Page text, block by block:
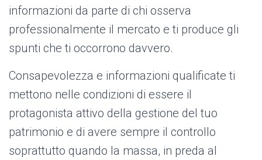
informazioni da parte di chi osserva
professionalmente il mercato e ti produce gli
spunti che ti occorrono davvero.
Consapevolezza e informazioni qualificate ti
mettono nelle condizioni di essere il
protagonista attivo della gestione del tuo
patrimonio e di avere sempre il controllo
soprattutto quando la massa, in preda al